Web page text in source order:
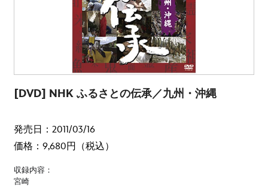
[DVD] NHK ふるさとの伝承／九州・沖縄
発売日：2011/03/16
価格：9,680円（税込）
収録内容：
宮崎